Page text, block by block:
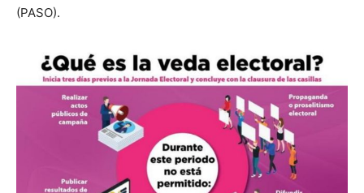
(PASO).